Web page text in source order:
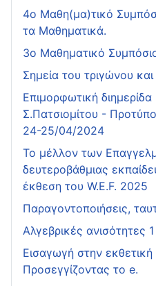
4o Μαθη(μα)τικό
τα Μαθηματικά.
3ο Μαθηματικό
Σημεία του τριγώνου
Επιμορφωτική
Σ.Πατσιομίτου -
24-25/04/2024
Το μέλλον των
δευτεροβάθμιας
έκθεση του W.E.F. 2025
Παραγοντοποιήσεις,
Αλγεβρικές ανισότητες 1
Εισαγωγή στην
Προσεγγίζοντας το e.